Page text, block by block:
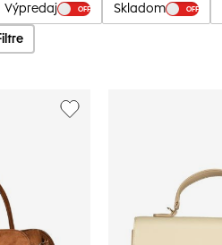
Výpredaj OFF Skladom OFF